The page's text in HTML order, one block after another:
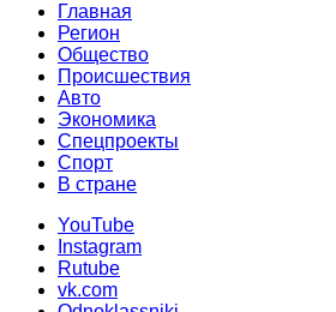
Главная
Регион
Общество
Происшествия
Авто
Экономика
Спецпроекты
Cпорт
В стране
YouTube
Instagram
Rutube
vk.com